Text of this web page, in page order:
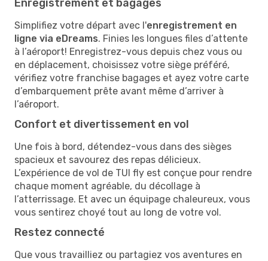
Enregistrement et bagages
Simplifiez votre départ avec l'enregistrement en
ligne via eDreams. Finies les longues files d’attente
à l’aéroport! Enregistrez-vous depuis chez vous ou
en déplacement, choisissez votre siège préféré,
vérifiez votre franchise bagages et ayez votre carte
d’embarquement prête avant même d’arriver à
l’aéroport.
Confort et divertissement en vol
Une fois à bord, détendez-vous dans des sièges
spacieux et savourez des repas délicieux.
L’expérience de vol de TUI fly est conçue pour rendre
chaque moment agréable, du décollage à
l’atterrissage. Et avec un équipage chaleureux, vous
vous sentirez choyé tout au long de votre vol.
Restez connecté
Que vous travailliez ou partagiez vos aventures en